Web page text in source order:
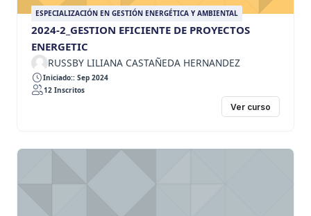
ESPECIALIZACIÓN EN GESTIÓN ENERGÉTICA Y AMBIENTAL
2024-2_GESTION EFICIENTE DE PROYECTOS
ENERGETIC
RUSSBY LILIANA CASTAÑEDA HERNANDEZ
Iniciado:: Sep 2024
12 Inscritos
Ver curso